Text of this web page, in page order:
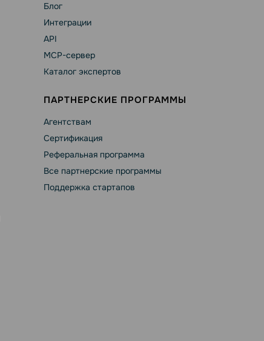
Блог
Интеграции
API
MCP-сервер
Каталог экспертов
ПАРТНЕРСКИЕ ПРОГРАММЫ
Агентствам
Сертификация
Реферальная программа
Все партнерские программы
Поддержка стартапов